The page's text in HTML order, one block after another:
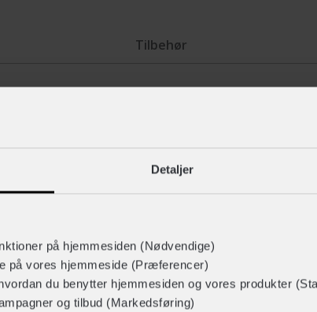
Detaljer
på hjemmesiden (Nødvendige)
på vores hjemmeside (Præferencer)
du benytter hjemmesiden og vores produkter
og tilbud (Markedsføring)
Tilbehør
Urban-I 3.0 ACE,
ser byhjelmen i
dynamik på din næste
Remsystemet
skaller muliggør
polycarbonat er
Det modificerede
bærer er endnu mere
ACE-varianten.